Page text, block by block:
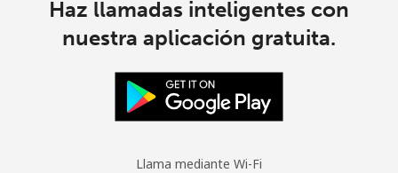
Haz llamadas inteligentes con
nuestra aplicación gratuita.
Llama mediante Wi-Fi